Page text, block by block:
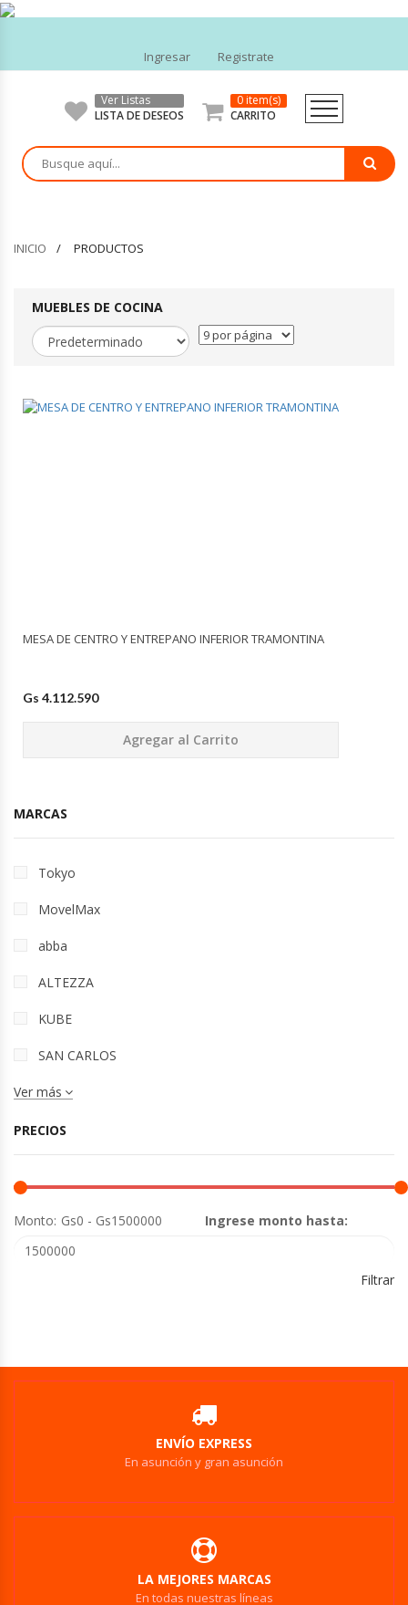
ELECTRODOMÉSTICOS
TECNOLOGÍA
HOGAR Y JARDIN
DEPORTES Y FITNESS
JUGUETERÍA
Ingresar Registrate
Ver Listas
LISTA DE DESEOS
0 item(s)
CARRITO
INICIO PRODUCTOS
MUEBLES DE COCINA
MESA DE CENTRO Y ENTREPANO INFERIOR TRAMONTINA
Gs 4.112.590
Agregar al Carrito
MARCAS
Tokyo
MovelMax
abba
ALTEZZA
KUBE
SAN CARLOS
Ver más
PRECIOS
Monto: Ingrese monto hasta:
Filtrar
ENVÍO EXPRESS
En asunción y gran asunción
LA MEJORES MARCAS
En todas nuestras líneas